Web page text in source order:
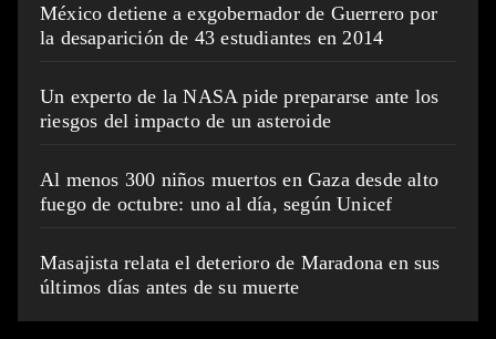
México detiene a exgobernador de Guerrero por
la desaparición de 43 estudiantes en 2014
Un experto de la NASA pide prepararse ante los
riesgos del impacto de un asteroide
Al menos 300 niños muertos en Gaza desde alto
fuego de octubre: uno al día, según Unicef
Masajista relata el deterioro de Maradona en sus
últimos días antes de su muerte